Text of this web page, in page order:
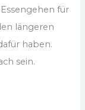
für
längeren
haben.
sein.